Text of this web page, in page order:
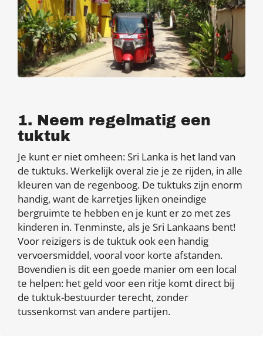
1. Neem regelmatig een
tuktuk
Je kunt er niet omheen: Sri Lanka is het land van
de tuktuks. Werkelijk overal zie je ze rijden, in alle
kleuren van de regenboog. De tuktuks zijn enorm
handig, want de karretjes lijken oneindige
bergruimte te hebben en je kunt er zo met zes
kinderen in. Tenminste, als je Sri Lankaans bent!
Voor reizigers is de tuktuk ook een handig
vervoersmiddel, vooral voor korte afstanden.
Bovendien is dit een goede manier om een local
te helpen: het geld voor een ritje komt direct bij
de tuktuk-bestuurder terecht, zonder
tussenkomst van andere partijen.